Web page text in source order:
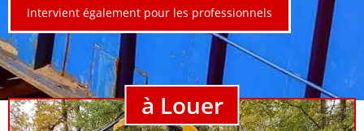
Intervient également pour les professionnels
à Louer